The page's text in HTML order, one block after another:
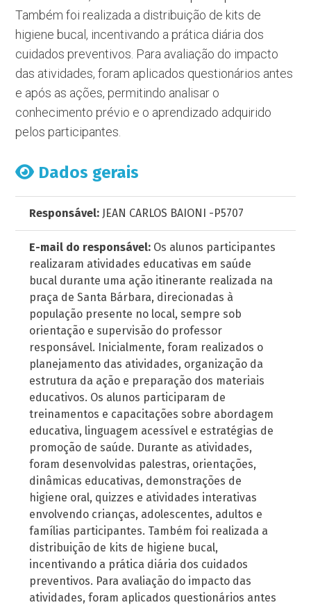
Também foi realizada a distribuição de kits de
higiene bucal, incentivando a prática diária dos
cuidados preventivos. Para avaliação do impacto
das atividades, foram aplicados questionários antes
e após as ações, permitindo analisar o
conhecimento prévio e o aprendizado adquirido
pelos participantes.
Dados gerais
Responsável: JEAN CARLOS BAIONI -P5707
E-mail do responsável: Os alunos participantes
realizaram atividades educativas em saúde
bucal durante uma ação itinerante realizada na
praça de Santa Bárbara, direcionadas à
população presente no local, sempre sob
orientação e supervisão do professor
responsável. Inicialmente, foram realizados o
planejamento das atividades, organização da
estrutura da ação e preparação dos materiais
educativos. Os alunos participaram de
treinamentos e capacitações sobre abordagem
educativa, linguagem acessível e estratégias de
promoção de saúde. Durante as atividades,
foram desenvolvidas palestras, orientações,
dinâmicas educativas, demonstrações de
higiene oral, quizzes e atividades interativas
envolvendo crianças, adolescentes, adultos e
famílias participantes. Também foi realizada a
distribuição de kits de higiene bucal,
incentivando a prática diária dos cuidados
preventivos. Para avaliação do impacto das
atividades, foram aplicados questionários antes